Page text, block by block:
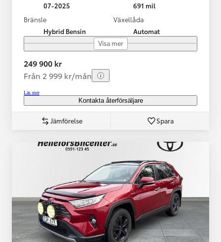
07-2025
691 mil
Bränsle
Hybrid Bensin
Växellåda
Automat
Visa mer
249 900 kr
Från 2 999 kr/mån
Läs mer
Kontakta återförsäljare
Jämförelse Spara